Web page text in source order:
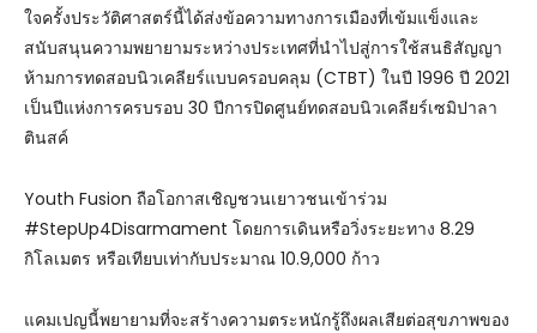
ใจครั้งประวัติศาสตร์นี้ได้ส่งข้อความทางการเมืองที่เข้มแข็งและ
สนับสนุนความพยายามระหว่างประเทศที่นำไปสู่การใช้สนธิสัญญา
ห้ามการทดสอบนิวเคลียร์แบบครอบคลุม (CTBT) ในปี 1996 ปี 2021
เป็นปีแห่งการครบรอบ 30 ปีการปิดศูนย์ทดสอบนิวเคลียร์เซมิปาลา
ตินสค์
Youth Fusion ถือโอกาสเชิญชวนเยาวชนเข้าร่วม
#StepUp4Disarmament โดยการเดินหรือวิ่งระยะทาง 8.29
กิโลเมตร หรือเทียบเท่ากับประมาณ 10.9,000 ก้าว
แคมเปญนี้พยายามที่จะสร้างความตระหนักรู้ถึงผลเสียต่อสุขภาพของ